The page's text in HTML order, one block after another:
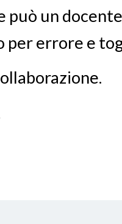
può un
per errore e